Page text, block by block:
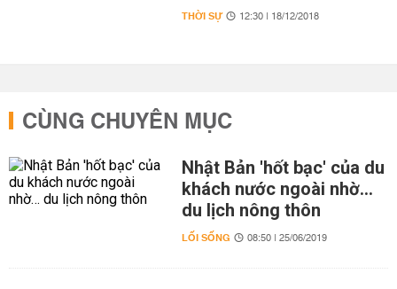
THỜI SỰ 12:30 | 18/12/2018
CÙNG CHUYÊN MỤC
Nhật Bản 'hốt bạc' của du
khách nước ngoài nhờ…
du lịch nông thôn
LỐI SỐNG 08:50 | 25/06/2019